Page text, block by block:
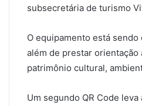
subsecretária de turismo
O equipamento está
além de prestar
patrimônio cultural,
Um segundo QR Code